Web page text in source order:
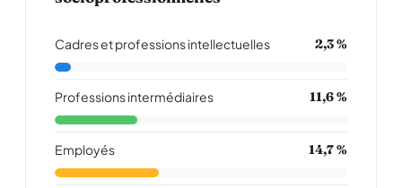
Cadres et professions intellectuelles 2,3 %
Professions intermédiaires 11,6 %
Employés 14,7 %